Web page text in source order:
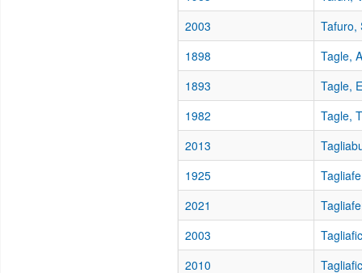
2003
Tafuro,
1898
Tagle,
1893
Tagle,
1982
Tagle,
2013
1925
2021
2003
2010